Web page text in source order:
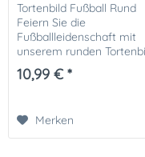
Tortenbild Fußball Rund
Feiern Sie die
Fußballleidenschaft mit
unserem runden
im Fußballmotiv, das mit
einem persönlichen Foto
verbindet...
10,99 € *
Merken